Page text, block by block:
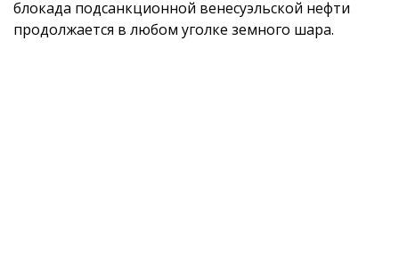
блокада подсанкционной венесуэльской нефти
продолжается в любом уголке земного шара.